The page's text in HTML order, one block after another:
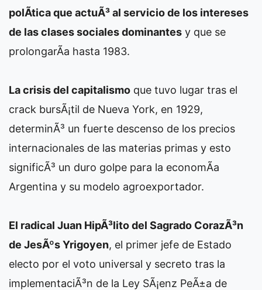
polÃ­tica que actuÃ³ al servicio de los intereses
de las clases sociales dominantes y que se
prolongarÃ­a hasta 1983.
La crisis del capitalismo que tuvo lugar tras el
crack bursÃ¡til de Nueva York, en 1929,
determinÃ³ un fuerte descenso de los precios
internacionales de las materias primas y esto
significÃ³ un duro golpe para la economÃ­a
Argentina y su modelo agroexportador.
El radical Juan HipÃ³lito del Sagrado CorazÃ³n
de JesÃºs Yrigoyen, el primer jefe de Estado
electo por el voto universal y secreto tras la
implementaciÃ³n de la Ley SÃ¡enz PeÃ±a de